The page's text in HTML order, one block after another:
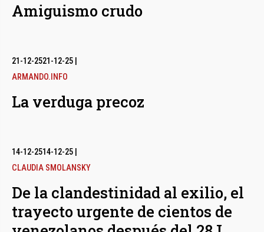
Amiguismo crudo
21-12-2521-12-25
ARMANDO.INFO
La verduga precoz
14-12-2514-12-25
CLAUDIA SMOLANSKY
De la clandestinidad al exilio, el
trayecto urgente de cientos de